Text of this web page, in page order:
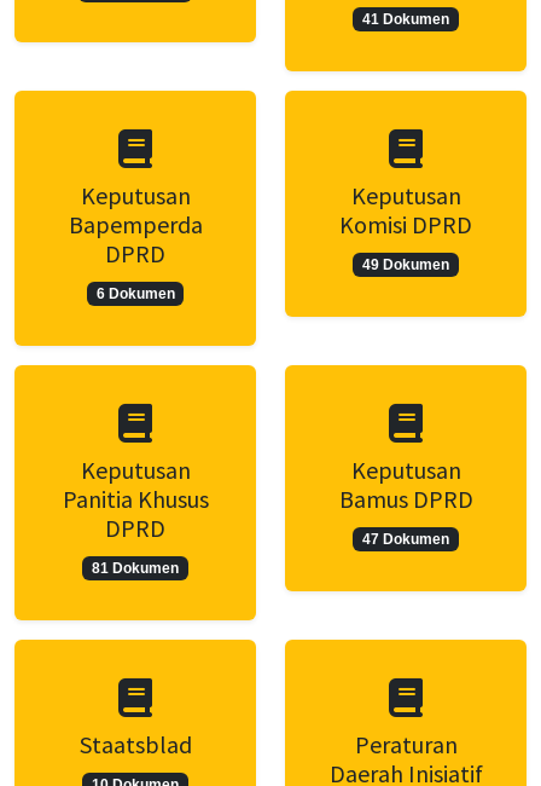
41 Dokumen
Keputusan
Bapemperda
DPRD
6 Dokumen
Keputusan
Komisi DPRD
49 Dokumen
Keputusan
Panitia Khusus
DPRD
81 Dokumen
Keputusan
Bamus DPRD
47 Dokumen
Staatsblad
Peraturan
Daerah Inisiatif